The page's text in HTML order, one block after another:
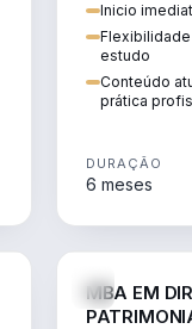
tributação
Inicio
estudo
Conteúdo
prática
DURAÇÃO
6 meses
MBA EM